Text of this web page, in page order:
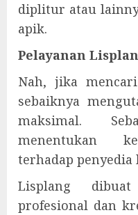
diplitur atau
apik.
Pelayanan
Nah, jika
sebaiknya
maksimal.
menentukan
terhadap penyedia
Lisplang
profesional dan